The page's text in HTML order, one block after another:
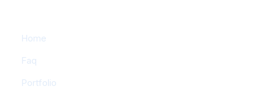
Home
Faq
Portfolio